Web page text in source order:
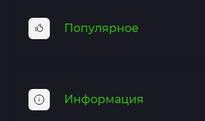
Популярное
Гель лаки
Гель для наращивания
Информация